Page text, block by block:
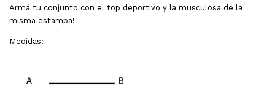
Armá tu conjunto con el top deportivo y la musculosa de la
misma estampa!
Medidas: